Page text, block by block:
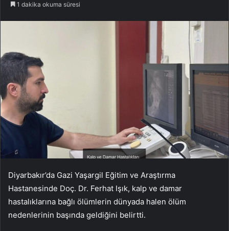
1 dakika okuma süresi
Diyarbakır’da Gazi Yaşargil Eğitim ve Araştırma
Hastanesinde Doç. Dr. Ferhat Işık, kalp ve damar
hastalıklarına bağlı ölümlerin dünyada halen ölüm
nedenlerinin başında geldiğini belirtti.